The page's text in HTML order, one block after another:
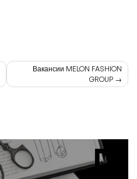
Вакансии MELON FASHION
GROUP